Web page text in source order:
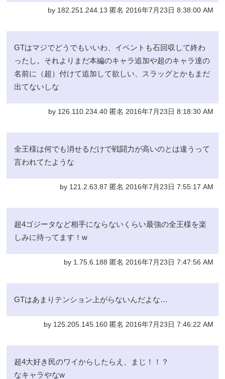
by 182.251.244.13 匿名 2016年7月23日 8:38:00 AM
GTはマジでどうでもいいわ、イベントも石回収して終わ
ったし。それよりまだ本編のキャラ追加や超のキャラ達の
名前に（超）付けて追加して欲しい、スラッグとかもまだ
出てないしな
by 126.110.234.40 匿名 2016年7月23日 8:18:30 AM
全王様は何でも消せるだけで戦闘力が高いのとは違うって
言われてたような
by 121.2.63.87 匿名 2016年7月23日 7:55:17 AM
超4ゴジータなど相手にならないくらい最強の全王様を楽
しみに待ってます！w
by 1.75.6.188 匿名 2016年7月23日 7:47:56 AM
GTはあまりテンション上がらないんだよな…
by 125.205.145.160 匿名 2016年7月23日 7:46:22 AM
超4大好き民のワイからしたらえ、まじ！！？
なキャラやなw